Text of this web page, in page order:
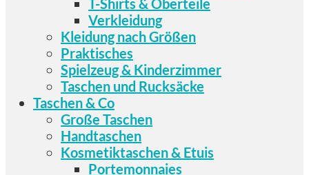
T-Shirts & Oberteile
Verkleidung
Kleidung nach Größen
Praktisches
Spielzeug & Kinderzimmer
Taschen und Rucksäcke
Taschen & Co
Große Taschen
Handtaschen
Kosmetiktaschen & Etuis
Portemonnaies